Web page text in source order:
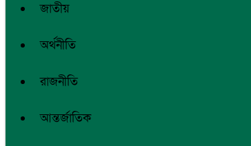
জাতীয়
অর্থনীতি
রাজনীতি
আন্তর্জাতিক